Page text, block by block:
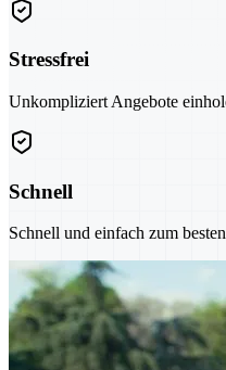
Stressfrei
Unkompliziert Angebote
Schnell
Schnell und einfach zum